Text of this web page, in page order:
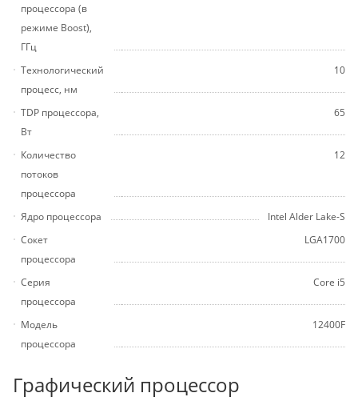
процессора (в
режиме Boost),
ГГц
Технологический
процесс, нм
10
TDP процессора,
Вт
65
Количество
потоков
процессора
12
Ядро процессора
Intel Alder Lake-S
Сокет
процессора
LGA1700
Серия
процессора
Core i5
Модель
процессора
12400F
Графический процессор